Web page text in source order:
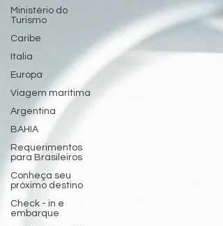
Ministério do
Turismo
Caribe
Italia
Europa
Viagem marítima
Argentina
BAHIA
Requerimentos
para Brasileiros
Conheça seu
próximo destino
Check - in e
embarque